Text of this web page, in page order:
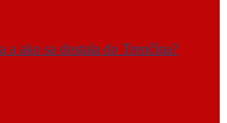
a ako sa dostala do Trenčína?